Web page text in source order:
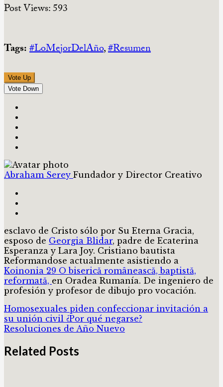
Post Views:593
Tags:#LoMejorDelAño,#Resumen
Vote Up
Vote Down
Abraham Serey Fundador y Director Creativo
esclavo de Cristo sólo por Su Eterna Gracia,
esposo de Georgia Blidar, padre de Ecaterina
Esperanza y Lara Joy. Cristiano bautista
Reformandose actualmente asistiendo a
Koinonia 29 O biserică românească, baptistă,
reformată, en Oradea Rumanía. De ingeniero de
profesión y profesor de dibujo pro vocación.
Homosexuales piden confeccionar invitación a
su unión civil ¿Por qué negarse?
Resoluciones de Año Nuevo
Related Posts